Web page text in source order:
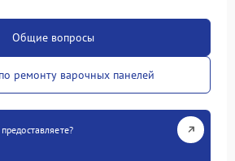
Общие вопросы
ремонту варочных панелей